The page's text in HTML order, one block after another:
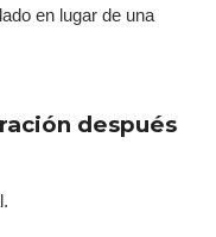
en lugar de una
después